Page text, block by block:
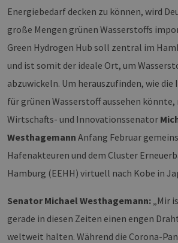
Energiebedarf decken zu können, wird
große Mengen grünen Wasserstoffs
Green Hydrogen Hub soll zentral im
und ist somit der ideale Ort, um
abzuwickeln. Um herauszufinden, wie
für grünen Wasserstoff aussehen
Wirtschafts- und Innovationssenator
Westhagemann Anfang Februar
Hafenakteuren und dem Cluster
Hamburg (EEHH) virtuell nach Kobe in
Senator Michael Westhagemann: „Mir
gerade in diesen Zeiten einen engen
weltweit halten. Während die Corona-